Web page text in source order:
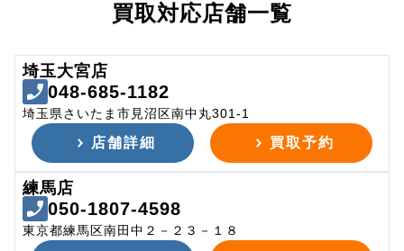
買取対応店舗一覧
埼玉大宮店
048-685-1182
埼玉県さいたま市見沼区南中丸301-1
店舗詳細 買取予約
練馬店
050-1807-4598
東京都練馬区南田中２－２３－１８